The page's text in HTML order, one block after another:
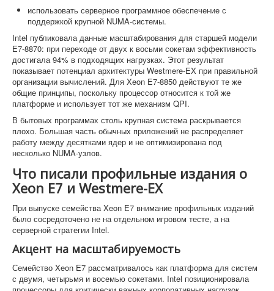
использовать серверное программное обеспечение с
поддержкой крупной NUMA-системы.
Intel публиковала данные масштабирования для старшей модели
E7-8870: при переходе от двух к восьми сокетам эффективность
достигала 94% в подходящих нагрузках. Этот результат
показывает потенциал архитектуры Westmere-EX при правильной
организации вычислений. Для Xeon E7-8850 действуют те же
общие принципы, поскольку процессор относится к той же
платформе и использует тот же механизм QPI.
В бытовых программах столь крупная система раскрывается
плохо. Большая часть обычных приложений не распределяет
работу между десятками ядер и не оптимизирована под
несколько NUMA-узлов.
Что писали профильные издания о
Xeon E7 и Westmere-EX
При выпуске семейства Xeon E7 внимание профильных изданий
было сосредоточено не на отдельном игровом тесте, а на
серверной стратегии Intel.
Акцент на масштабируемость
Семейство Xeon E7 рассматривалось как платформа для систем
с двумя, четырьмя и восемью сокетами. Intel позиционировала